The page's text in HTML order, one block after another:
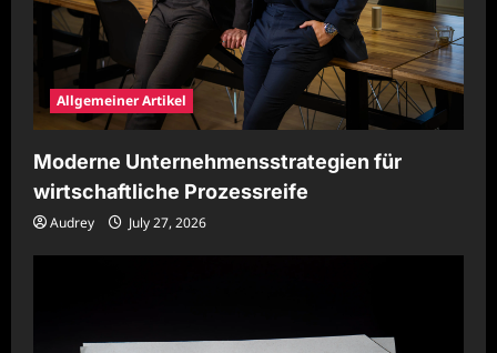
Allgemeiner Artikel
Moderne Unternehmensstrategien für
wirtschaftliche Prozessreife
Audrey July 27, 2026